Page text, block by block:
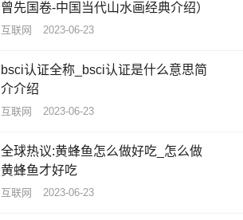
曾先国卷-中国当代山水画经典介绍）
互联网 2023-06-23
bsci认证全称_bsci认证是什么意思简
介介绍
互联网 2023-06-23
全球热议:黄蜂鱼怎么做好吃_怎么做
黄蜂鱼才好吃
互联网 2023-06-23